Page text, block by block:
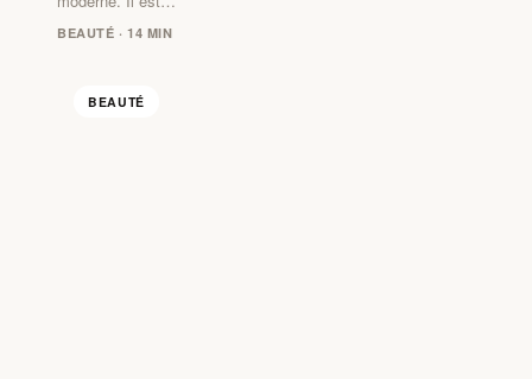
BEAUTÉ · 14 MIN
BEAUTÉ